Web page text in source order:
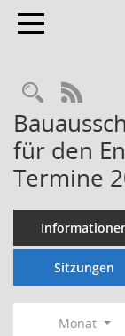
Toggle navigation
für den
Termine
Sitzungen
Monat